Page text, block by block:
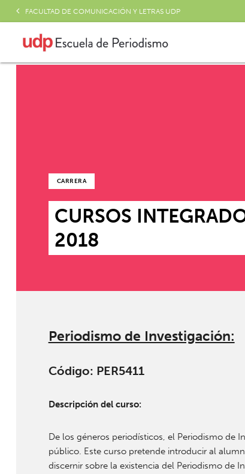
FACULTAD DE COMUNICACIÓN Y LETRAS UDP
CARRERA
CURSOS
2018
Periodismo de Investigación:
Código: PER5411
Descripción del curso:
De los géneros periodísticos, el Periodismo de
público. Este curso pretende introducir al
discernir sobre la existencia del Periodismo de